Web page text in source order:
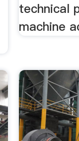
technical
machine